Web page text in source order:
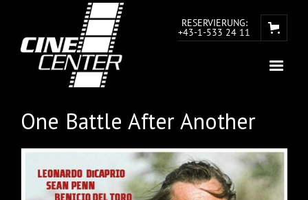
RESERVIERUNG:
+43-1-533 24 11